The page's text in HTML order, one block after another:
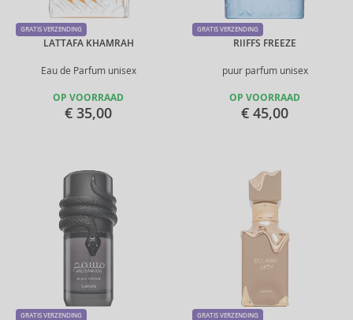
LATTAFA KHAMRAH
Eau de Parfum unisex
GRATIS VERZENDING
OP VOORRAAD
€ 35,00
RIIFFS FREEZE
puur parfum unisex
GRATIS VERZENDING
OP VOORRAAD
€ 45,00
GRATIS VERZENDING GRATIS VERZENDING